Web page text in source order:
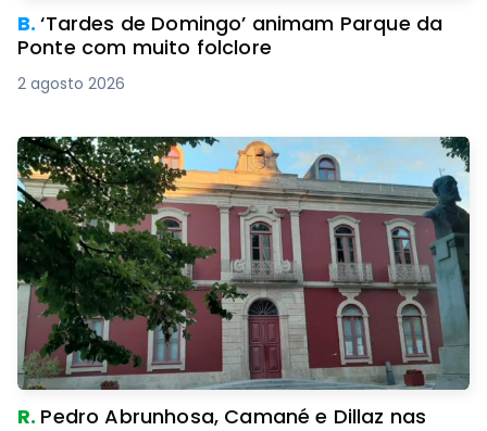
B.‘Tardes de Domingo’ animam Parque da
Ponte com muito folclore
2 agosto 2026
R. Pedro Abrunhosa, Camané e Dillaz nas